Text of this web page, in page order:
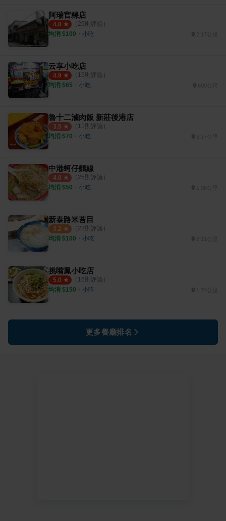
阿瑞官粿店
4.8 （ 29則評論）
均消 $100 ・ 小吃
云享小吃店
4.9 （ 15則評論）
均消 $65 ・ 小吃
魯十二滷肉飯 新莊後港店
3.5 （ 11則評論）
均消 $70 ・ 小吃
中港蚵仔麵線
4.0 （ 25則評論）
均消 $50 ・ 小吃
新泰路米苔目
3.2 （ 23則評論）
均消 $100 ・ 小吃
挑嘴鳳小吃店
5.0 （ 16則評論）
均消 $150 ・ 小吃 1.74公里
更多餐廳排名